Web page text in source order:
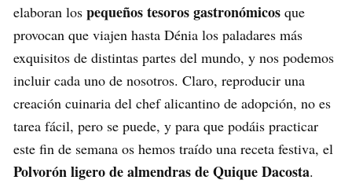
elaboran los pequeños tesoros gastronómicos que
provocan que viajen hasta Dénia los paladares más
exquisitos de distintas partes del mundo, y nos podemos
incluir cada uno de nosotros. Claro, reproducir una
creación cuinaria del chef alicantino de adopción, no es
tarea fácil, pero se puede, y para que podáis practicar
este fin de semana os hemos traído una receta festiva, el
Polvorón ligero de almendras de Quique Dacosta.